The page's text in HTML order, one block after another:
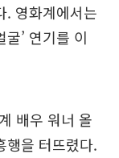
. 영화계에서는
’ 연기를 이
배우 워너 올
행을 터뜨렸다.